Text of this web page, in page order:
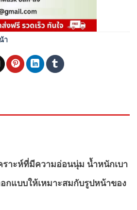
า
ราะห์ที่มีความอ่อนนุ่ม น้ำหนักเบา
กแบบให้เหมาะสมกับรูปหน้าของ